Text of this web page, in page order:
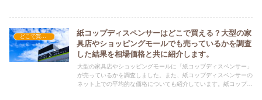
紙コップディスペンサーはどこで買える？大型の家
具店やショッピングモールでも売っているかを調査
した結果を相場価格と共に紹介します。
大型の家具店やショッピングモールに「紙コップディスペンサー」
が売っているかを調査しました。また、紙コップディスペンサーの
ネット上での平均的な価格についても紹介しています。紙コップデ